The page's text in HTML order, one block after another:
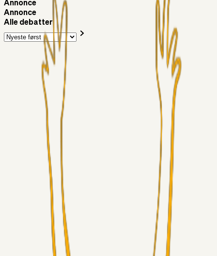
Annonce
Annonce
Alle debatter
Alt det andet
RasmusStephansen
Brøndby´s Nye Hold – Oprustningen Er Markant……!
Superliga-truppen
Sorteslyngel
07. aug. 2026
Så gælder det Horsens
Alt det andet
3Point_Udviklere
3Point hjemmeside opdateringer - August
Chrisdinho88
06. aug. 2026
Horsens - Brøndby billet
Alt det andet
Chrisdinho88 05. aug. 2026
Bange anelser
Superliga-truppen
05. aug. 2026